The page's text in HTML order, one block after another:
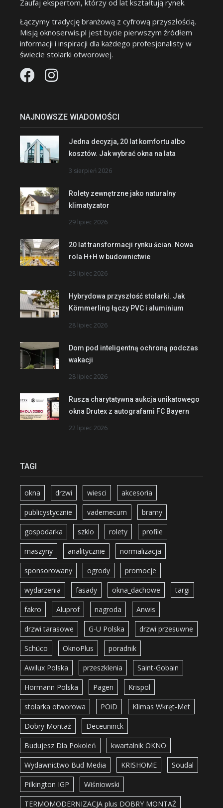
Zaufaj ekspertom, którzy od lat kształtują rynek.
Łączymy tradycję branżową z cyfrową przyszłością.
Misją oknoserwis.pl jest bycie pierwszym źródłem
informacji i inspiracji dla każdego profesjonalisty w
świecie stolarki otworowej.
NAJNOWSZE WIADOMOŚCI
Jedna decyzja, 20 lat komfortu albo
kosztów. Jak wybrać okna na lata
3 sierpień 2026
Rolety zewnętrzne jako naturalny
klimatyzator
29 lipiec 2026
20 lat transformacji rynku ścian. Nowa
rola H+H w budownictwie
28 lipiec 2026
Hybrydowa przyszłość stolarki. Jak
Kömmerling łączy PVC i aluminium
28 lipiec 2026
Dom pod inteligentną ochroną podczas
wakacji
28 lipiec 2026
Rusza charytatywna aukcja unikatowego
okna Drutex z autografami FC Bayern
22 lipiec 2026
TAGI
okna drzwi wiesci akcesoria
publicystycznie vademecum bramy
gospodarka szklo rolety profile
maszyny analitycznie normalizacja
sponsorowany ogrody promocje
wydarzenia fasady okna_dachowe targi
fakro Aluprof nagroda Anwis
drzwi tarasowe G-U Polska drzwi przesuwne
Schüco OknoPlus poradnik
Awilux Polska przeszklenia Saint-Gobain
Hörmann Polska Pagen Krispol
stolarka otworowa POiD Klimas Wkręt-Met
Dobry Montaż Deceuninck
Budujesz Dla Pokoleń kwartalnik OKNO
Wydawnictwo Bud Media KRISHOME Soudal
Pilkington IGP Wiśniowski
TERMOMODERNIZACJA plus DOBRY MONTAŻ